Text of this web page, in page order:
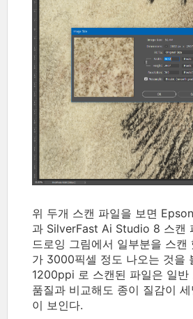
위 두개 스캔 파일을 보면
과 SilverFast Ai Studio 8 스캔
드로잉 그림에서 일부분을 스캔
가 3000픽셀 정도 나오는 것을
1200ppi 로 스캔된 파일은 일반
품질과 비교해도 종이 질감이
이 보인다.